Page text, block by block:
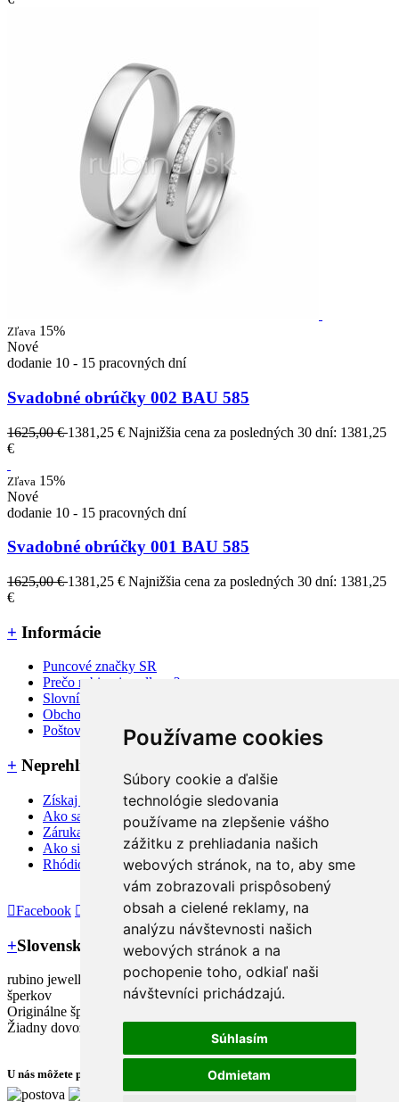
Používame cookies
Súbory cookie a ďalšie
technológie sledovania
používame na zlepšenie vášho
zážitku z prehliadania našich
webových stránok, na to, aby sme
vám zobrazovali prispôsobený
obsah a cielené reklamy, na
analýzu návštevnosti našich
webových stránok a na
pochopenie toho, odkiaľ naši
návštevníci prichádzajú.
Súhlasím
Odmietam
Zľava 15%
Nové
dodanie 10 - 15 pracovných dní
Svadobné obrúčky 002 BAU 585
1625,00 €1381,25 € Najnižšia cena za posledných 30 dní: 1381,25
€
Zľava 15%
Nové
dodanie 10 - 15 pracovných dní
Svadobné obrúčky 001 BAU 585
1625,00 €1381,25 € Najnižšia cena za posledných 30 dní: 1381,25
€
+ Informácie
Puncové značky SR
Prečo rubino jewellery ?
Slovník pojmov a FAQ
Obchodné podmienky
Poštovné, dodanie a platba
+ Neprehliadnite
Získaj 3% zľavu na nákup
Ako sa starať o šperky
Záruka a reklamačné podmienky
Ako si zmerať veľkosť prsteňa
Rhódiovaný šperk
Facebook Instagram
+Slovenský výrobca
rubino jewellery – slovenský dizajnér a výrobca strieborných
šperkov
Originálne šperky, rovnako jako Vy!
Žiadny dovoz šperkov, 20-ročné bohaté skúsenosti s ich výrobou.
U nás môžete platiť cez platobnú bránu Besteron.